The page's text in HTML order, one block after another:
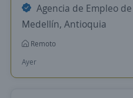
Agencia de Empleo
Medellín, Antioquia
Remoto
Ayer